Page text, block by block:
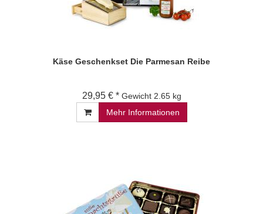
Käse Geschenkset Die Parmesan Reibe
29,95 € * Gewicht 2.65 kg
Mehr Informationen